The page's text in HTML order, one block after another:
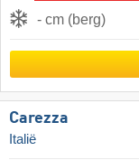
- cm (berg)
Carezza
Italië